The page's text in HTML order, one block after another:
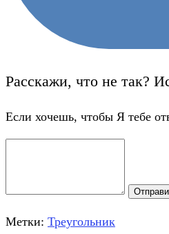
Расскажи, что не так?
Если хочешь, чтобы Я тебе
Метки: Треугольник